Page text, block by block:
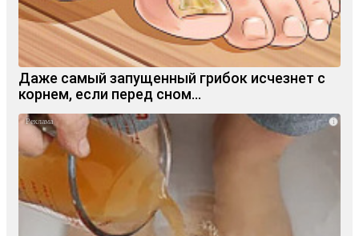
Даже самый запущенный грибок исчезнет с
корнем, если перед сном…
i